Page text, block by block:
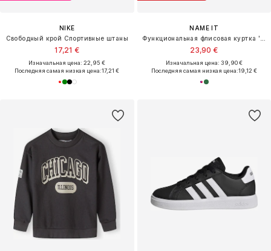
NIKE
Свободный крой Спортивные штаны
17,21 €
Изначальная цена: 22,95 €
Последняя самая низкая цена:17,21 €
NAME IT
Функциональная флисовая куртка 'NKNMove03'
23,90 €
Изначальная цена: 39,90 €
Последняя самая низкая цена:19,12 €